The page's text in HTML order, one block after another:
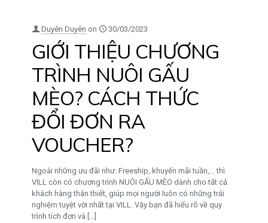
Duyên Duyên on 30/03/2023
GIỚI THIỆU CHƯƠNG
TRÌNH NUÔI GẤU
MÈO? CÁCH THỨC
ĐỔI ĐƠN RA
VOUCHER?
Ngoài những ưu đãi như: Freeship, khuyến mãi tuần,… thì
VILL còn có chương trình NUÔI GẤU MÈO dành cho tất cả
khách hàng thân thiết, giúp mọi người luôn có những trải
nghiệm tuyệt vời nhất tại VILL. Vậy bạn đã hiểu rõ về quy
trình tích đơn và […]